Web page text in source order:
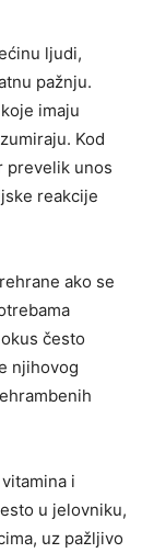
ljudi,
pažnju.
imaju
Kod
prevelik unos
reakcije
ako se
često
njihovog
i
u jelovniku,
uz pažljivo